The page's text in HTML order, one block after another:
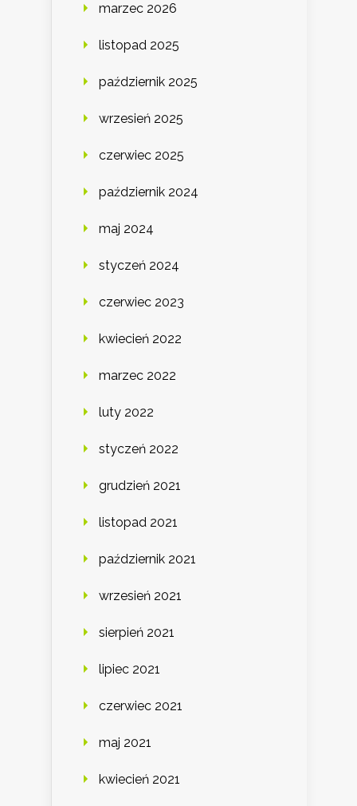
marzec 2026
listopad 2025
październik 2025
wrzesień 2025
czerwiec 2025
październik 2024
maj 2024
styczeń 2024
czerwiec 2023
kwiecień 2022
marzec 2022
luty 2022
styczeń 2022
grudzień 2021
listopad 2021
październik 2021
wrzesień 2021
sierpień 2021
lipiec 2021
czerwiec 2021
maj 2021
kwiecień 2021